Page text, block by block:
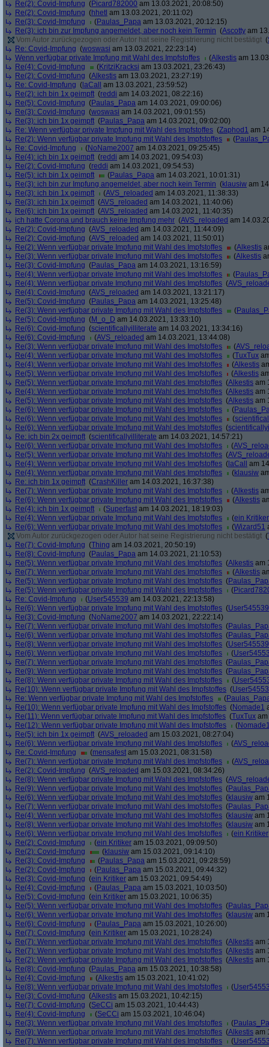
Re(2): Covid-Impfung (Picard782000 am 13.03.2021, 20:08:50)
Re(2): Covid-Impfung (hhetl am 13.03.2021, 20:11:02)
Re(3): Covid-Impfung
(Paulas_Papa am 13.03.2021, 20:12:15)
Re(3): ich bin zur Impfung angemeldet, aber noch kein Termin (Ascotty am
Vom Autor zurückgezogen oder Autor hat seine Registrierung nicht bestätigt (
Re: Covid-Impfung (woswasi am 13.03.2021, 22:23:14)
Wenn verfügbar private Impfung mit Wahl des Impfstoffes
(Alkestis am
Re(4): Covid-Impfung
(KritziKracksi am 13.03.2021, 23:26:43)
Re(2): Covid-Impfung (Alkestis am 13.03.2021, 23:27:19)
Re: Covid-Impfung ( laCall
am 13.03.2021, 23:59:52)
Re(2): ich bin 1x geimpft (reddi am 14.03.2021, 08:22:16)
Re(5): Covid-Impfung (Paulas_Papa am 14.03.2021, 09:00:06)
Re(3): Covid-Impfung (woswasi am 14.03.2021, 09:01:55)
Re(3): ich bin 1x geimpft (Paulas_Papa am 14.03.2021, 09:02:00)
Re: Wenn verfügbar private Impfung mit Wahl des Impfstoffes (Zaphod1 am
Re(2): Wenn verfügbar private Impfung mit Wahl des Impfstoffes
(
Re: Covid-Impfung
(NoName2007 am 14.03.2021, 09:25:45)
Re(4): ich bin 1x geimpft (reddi am 14.03.2021, 09:54:03)
Re(2): Covid-Impfung (reddi am 14.03.2021, 09:54:53)
Re(5): ich bin 1x geimpft
(Paulas_Papa am 14.03.2021, 10:01:31)
Re(3): ich bin zur Impfung angemeldet, aber noch kein Termin (klausiw am
Re(3): ich bin 1x geimpft
(AVS_reloaded am 14.03.2021, 11:38:33)
Re(3): ich bin 1x geimpft (AVS_reloaded am 14.03.2021, 11:40:06)
Re(6): ich bin 1x geimpft (AVS_reloaded am 14.03.2021, 11:40:35)
ich hatte Corona und brauch keine Impfung mehr (AVS_reloaded am
Re(2): Covid-Impfung (AVS_reloaded am 14.03.2021, 11:44:09)
Re(2): Covid-Impfung (AVS_reloaded am 14.03.2021, 11:50:01)
Re(2): Wenn verfügbar private Impfung mit Wahl des Impfstoffes
(Alkestis
Re(3): Wenn verfügbar private Impfung mit Wahl des Impfstoffes
(Alkestis
Re(3): Covid-Impfung (Paulas_Papa am 14.03.2021, 13:16:59)
Re(4): Wenn verfügbar private Impfung mit Wahl des Impfstoffes
(
Re(4): Wenn verfügbar private Impfung mit Wahl des Impfstoffes (
Re(4): Covid-Impfung (AVS_reloaded am 14.03.2021, 13:21:17)
Re(5): Covid-Impfung (Paulas_Papa am 14.03.2021, 13:25:48)
Re(3): Wenn verfügbar private Impfung mit Wahl des Impfstoffes
(
Re(5): Covid-Impfung (M_o_D am 14.03.2021, 13:33:10)
Re(6): Covid-Impfung (scientificallyilliterate am 14.03.2021, 13:34:16)
Re(6): Covid-Impfung
(AVS_reloaded am 14.03.2021, 13:44:08)
Re(3): Wenn verfügbar private Impfung mit Wahl des Impfstoffes
(
Re(4): Wenn verfügbar private Impfung mit Wahl des Impfstoffes
(TuxTux
Re(4): Wenn verfügbar private Impfung mit Wahl des Impfstoffes
(Alkestis
Re(5): Wenn verfügbar private Impfung mit Wahl des Impfstoffes
(Alkestis
Re(5): Wenn verfügbar private Impfung mit Wahl des Impfstoffes (Alkestis am
Re(4): Wenn verfügbar private Impfung mit Wahl des Impfstoffes (Alkestis am
Re(5): Wenn verfügbar private Impfung mit Wahl des Impfstoffes (Alkestis am
Re(6): Wenn verfügbar private Impfung mit Wahl des Impfstoffes
(
Re(6): Wenn verfügbar private Impfung mit Wahl des Impfstoffes
(
Re(6): Wenn verfügbar private Impfung mit Wahl des Impfstoffes (
Re: ich bin 2x geimpft (scientificallyilliterate am 14.03.2021, 14:57:21)
Re(6): Wenn verfügbar private Impfung mit Wahl des Impfstoffes
(
Re(5): Wenn verfügbar private Impfung mit Wahl des Impfstoffes (
Re(4): Wenn verfügbar private Impfung mit Wahl des Impfstoffes ( laCall
am
Re(4): Wenn verfügbar private Impfung mit Wahl des Impfstoffes
(klausiw
Re: ich bin 1x geimpft (CrashKiller am 14.03.2021, 16:37:38)
Re(7): Wenn verfügbar private Impfung mit Wahl des Impfstoffes
(Alkestis
Re(6): Wenn verfügbar private Impfung mit Wahl des Impfstoffes
(Alkestis
Re(4): ich bin 1x geimpft
(Superfast am 14.03.2021, 18:19:03)
Re(4): Wenn verfügbar private Impfung mit Wahl des Impfstoffes
(ein Kritiker
Re(6): Wenn verfügbar private Impfung mit Wahl des Impfstoffes
(Wizard51
Vom Autor zurückgezogen oder Autor hat seine Registrierung nicht bestätigt (
Re(7): Covid-Impfung (Thing am 14.03.2021, 20:50:19)
Re(8): Covid-Impfung (Paulas_Papa am 14.03.2021, 21:10:53)
Re(5): Wenn verfügbar private Impfung mit Wahl des Impfstoffes (Alkestis am
Re(7): Wenn verfügbar private Impfung mit Wahl des Impfstoffes
(Alkestis
Re(5): Wenn verfügbar private Impfung mit Wahl des Impfstoffes (
Re(5): Wenn verfügbar private Impfung mit Wahl des Impfstoffes
(
Re: Covid-Impfung
(User545539 am 14.03.2021, 22:13:58)
Re(6): Wenn verfügbar private Impfung mit Wahl des Impfstoffes (User545539
Re(3): Covid-Impfung (NoName2007 am 14.03.2021, 22:22:14)
Re(7): Wenn verfügbar private Impfung mit Wahl des Impfstoffes (
Re(6): Wenn verfügbar private Impfung mit Wahl des Impfstoffes (
Re(8): Wenn verfügbar private Impfung mit Wahl des Impfstoffes (User545539
Re(6): Wenn verfügbar private Impfung mit Wahl des Impfstoffes
(
Re(7): Wenn verfügbar private Impfung mit Wahl des Impfstoffes (
Re(9): Wenn verfügbar private Impfung mit Wahl des Impfstoffes (
Re(8): Wenn verfügbar private Impfung mit Wahl des Impfstoffes
(
Re(10): Wenn verfügbar private Impfung mit Wahl des Impfstoffes (
Re: Wenn verfügbar private Impfung mit Wahl des Impfstoffes
(
Re(10): Wenn verfügbar private Impfung mit Wahl des Impfstoffes (Nomade1
Re(11): Wenn verfügbar private Impfung mit Wahl des Impfstoffes (TuxTux
Re(12): Wenn verfügbar private Impfung mit Wahl des Impfstoffes
(
Re(5): ich bin 1x geimpft (AVS_reloaded am 15.03.2021, 08:27:04)
Re(6): Wenn verfügbar private Impfung mit Wahl des Impfstoffes
(
Re: Covid-Impfung
(mensafest am 15.03.2021, 08:31:58)
Re(7): Wenn verfügbar private Impfung mit Wahl des Impfstoffes
(
Re(2): Covid-Impfung (AVS_reloaded am 15.03.2021, 08:34:26)
Re(8): Wenn verfügbar private Impfung mit Wahl des Impfstoffes (
Re(9): Wenn verfügbar private Impfung mit Wahl des Impfstoffes (
Re(6): Wenn verfügbar private Impfung mit Wahl des Impfstoffes (klausiw am
Re(7): Wenn verfügbar private Impfung mit Wahl des Impfstoffes (
Re(4): Wenn verfügbar private Impfung mit Wahl des Impfstoffes (klausiw am
Re(8): Wenn verfügbar private Impfung mit Wahl des Impfstoffes (klausiw am
Re(6): Wenn verfügbar private Impfung mit Wahl des Impfstoffes
(ein Kritiker
Re(2): Covid-Impfung
(ein Kritiker am 15.03.2021, 09:09:50)
Re(2): Covid-Impfung
(klausiw am 15.03.2021, 09:14:10)
Re(3): Covid-Impfung
(Paulas_Papa am 15.03.2021, 09:28:59)
Re(2): Covid-Impfung
(Paulas_Papa am 15.03.2021, 09:44:32)
Re(3): Covid-Impfung (ein Kritiker am 15.03.2021, 09:54:49)
Re(4): Covid-Impfung
(Paulas_Papa am 15.03.2021, 10:03:50)
Re(5): Covid-Impfung (ein Kritiker am 15.03.2021, 10:06:35)
Re(5): Wenn verfügbar private Impfung mit Wahl des Impfstoffes (
Re(6): Wenn verfügbar private Impfung mit Wahl des Impfstoffes (klausiw am
Re(6): Covid-Impfung
(Paulas_Papa am 15.03.2021, 10:26:00)
Re(7): Covid-Impfung (ein Kritiker am 15.03.2021, 10:28:24)
Re(7): Wenn verfügbar private Impfung mit Wahl des Impfstoffes (Alkestis am
Re(7): Wenn verfügbar private Impfung mit Wahl des Impfstoffes (Alkestis am
Re(2): Wenn verfügbar private Impfung mit Wahl des Impfstoffes (Alkestis am
Re(8): Covid-Impfung (Paulas_Papa am 15.03.2021, 10:38:58)
Re(4): Covid-Impfung
(Alkestis am 15.03.2021, 10:41:02)
Re(8): Wenn verfügbar private Impfung mit Wahl des Impfstoffes
(
Re(3): Covid-Impfung (Alkestis am 15.03.2021, 10:42:15)
Re(7): Covid-Impfung (SeCCi am 15.03.2021, 10:44:43)
Re(4): Covid-Impfung
(SeCCi am 15.03.2021, 10:46:04)
Re(3): Wenn verfügbar private Impfung mit Wahl des Impfstoffes
(
Re(9): Wenn verfügbar private Impfung mit Wahl des Impfstoffes (Alkestis am
Re(7): Wenn verfügbar private Impfung mit Wahl des Impfstoffes
(